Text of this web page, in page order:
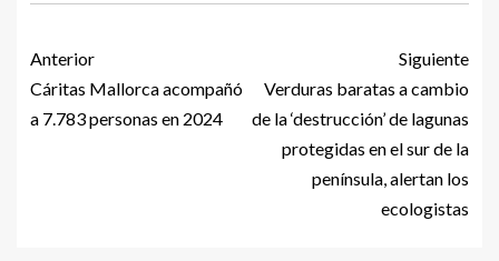
Anterior
Cáritas Mallorca acompañó
a 7.783 personas en 2024
Siguiente
Verduras baratas a cambio
de la ‘destrucción’ de lagunas
protegidas en el sur de la
península, alertan los
ecologistas